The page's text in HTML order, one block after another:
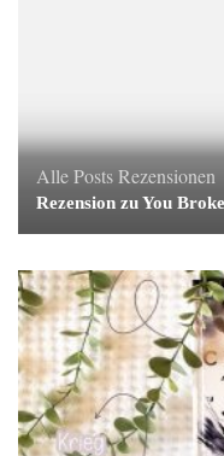
Alle PostsRezensionen
Rezension zu You